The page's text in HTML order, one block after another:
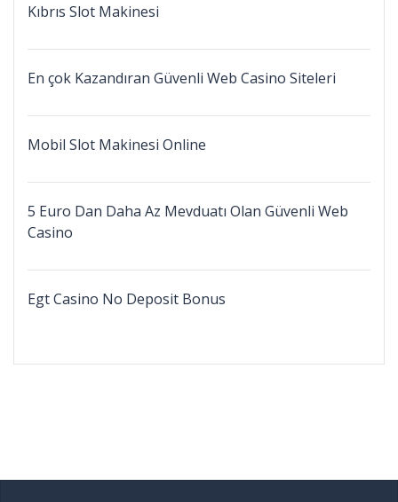
Kıbrıs Slot Makinesi
En çok Kazandıran Güvenli Web Casino Siteleri
Mobil Slot Makinesi Online
5 Euro Dan Daha Az Mevduatı Olan Güvenli Web
Casino
Egt Casino No Deposit Bonus